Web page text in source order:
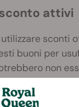
attivi
sconti
buoni per
non